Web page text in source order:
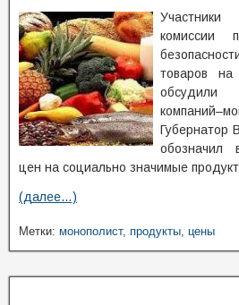
комиссии
товаров на
обсудили
Губернатор
обозначил
цен на социально значимые
(далее…)
Метки: монополист, продукты, цены